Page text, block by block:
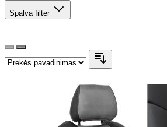
Spalva filter